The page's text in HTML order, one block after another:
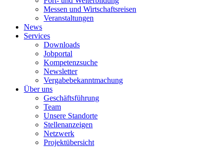
Messen und Wirtschaftsreisen
Veranstaltungen
News
Services
Downloads
Jobportal
Kompetenzsuche
Newsletter
Vergabebekanntmachung
Über uns
Geschäftsführung
Team
Unsere Standorte
Stellenanzeigen
Netzwerk
Projektübersicht